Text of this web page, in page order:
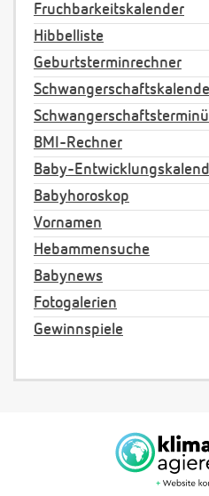
Fruchbarkeitskalender
Hibbelliste
Geburtsterminrechner
BMI-Rechner
Baby-
Babyhoroskop
Vornamen
Hebammensuche
Babynews
Fotogalerien
Gewinnspiele